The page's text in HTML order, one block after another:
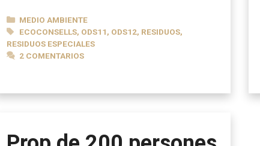
CATEGORÍAS
MEDIO AMBIENTE
ETIQUETAS
ECOCONSELLS, ODS11, ODS12, RESIDUOS,
RESIDUOS ESPECIALES
2 COMENTARIOS